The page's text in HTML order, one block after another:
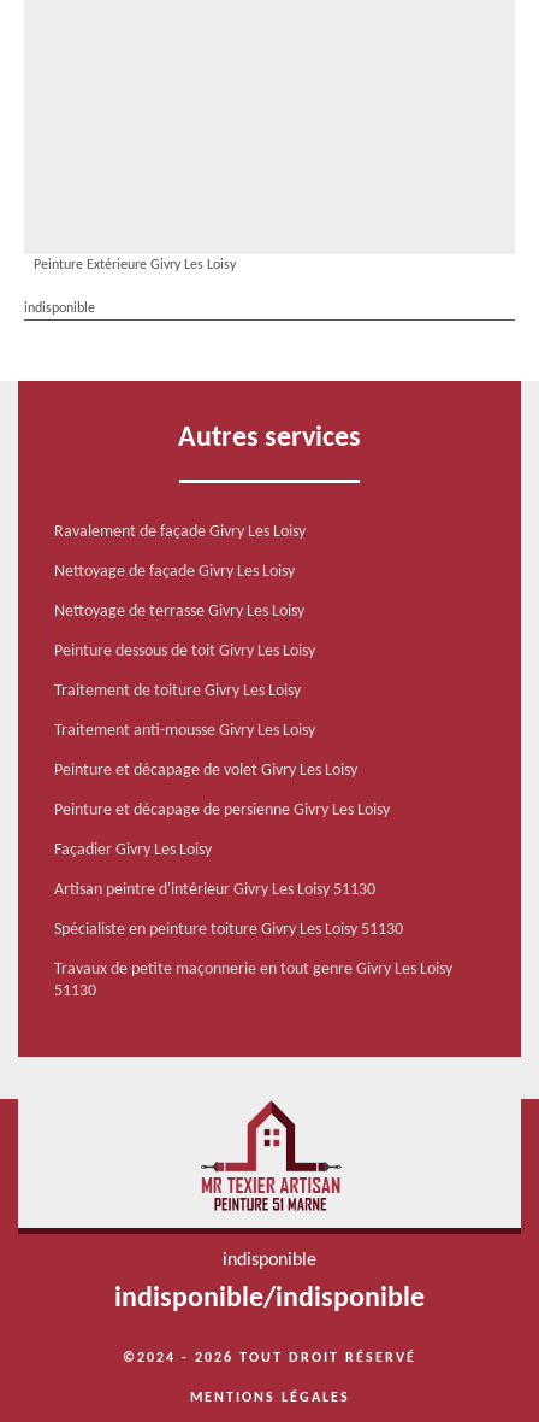
Peinture Extérieure Givry Les Loisy
indisponible
Autres services
Ravalement de façade Givry Les Loisy
Nettoyage de façade Givry Les Loisy
Nettoyage de terrasse Givry Les Loisy
Peinture dessous de toit Givry Les Loisy
Traitement de toiture Givry Les Loisy
Traitement anti-mousse Givry Les Loisy
Peinture et décapage de volet Givry Les Loisy
Peinture et décapage de persienne Givry Les Loisy
Façadier Givry Les Loisy
Artisan peintre d'intérieur Givry Les Loisy 51130
Spécialiste en peinture toiture Givry Les Loisy 51130
Travaux de petite maçonnerie en tout genre Givry Les Loisy
51130
indisponible
indisponible/indisponible
©2024 - 2026 TOUT DROIT RÉSERVÉ
MENTIONS LÉGALES